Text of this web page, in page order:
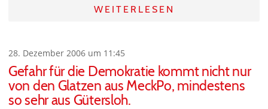
WEITERLESEN
28. Dezember 2006 um 11:45
Gefahr für die Demokratie kommt nicht nur
von den Glatzen aus MeckPo, mindestens
so sehr aus Gütersloh.